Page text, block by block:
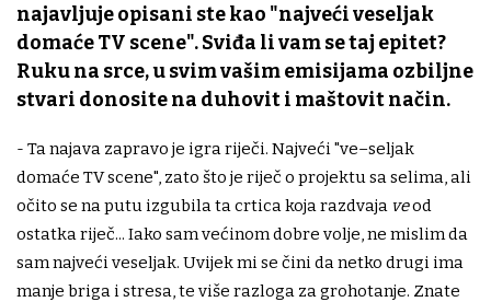
najavljuje opisani ste kao "najveći veseljak
domaće TV scene". Sviđa li vam se taj epitet?
Ruku na srce, u svim vašim emisijama ozbiljne
stvari donosite na duhovit i maštovit način.
- Ta najava zapravo je igra riječi. Najveći "ve–seljak
domaće TV scene", zato što je riječ o projektu sa selima, ali
očito se na putu izgubila ta crtica koja razdvaja veod
ostatka riječ... Iako sam većinom dobre volje, ne mislim da
sam najveći veseljak. Uvijek mi se čini da netko drugi ima
manje briga i stresa, te više razloga za grohotanje. Znate